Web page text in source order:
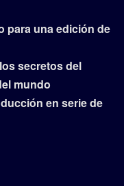
para una edición de
secretos del
mundo
en serie de